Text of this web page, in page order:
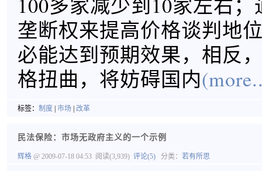
100多家减少到10家左右
垄断权来提高价格谈判地
必能达到预期效果，相反
格扭曲，将妨碍国内
标签： 制度 市场 改革
民法保险：市场无政府主义的一个示例
辉格 @ 2009-07-18 04:53 阅读(3,939) 评论(5) 分类： 若有所思